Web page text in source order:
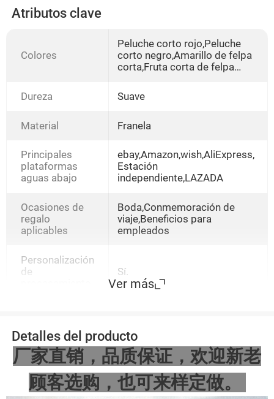
Atributos clave
Colores
Peluche corto rojo,Peluche
corto negro,Amarillo de felpa
corta,Fruta corta de felpa
corta,Peluche corto gris
plateado,Peluche corto verde
corta,Peluche corto azul
corta,Peluche corto
beige,Luche corto lago
azul,Peluche corto
marrón,Corto felpa
marino,Peluche corto púrpura
claro,Peluche corto púrpura
oscuro,Peluche corto gris
oscuro,Bolso de terciopelo
dorado rojo,Bolso de
terciopelo dorado rojo
Dureza Suave
Material Franela
Principales
plataformas
aguas abajo
ebay,Amazon,wish,AliExpress,
Estación
independiente,LAZADA
Ocasiones de
regalo
aplicables
Boda,Conmemoración de
viaje,Beneficios para
empleados
Personalización
de
Sí.
Ver más
Detalles del producto
厂家直销，品质保证，欢迎新老
顾客选购，也可来样定做。